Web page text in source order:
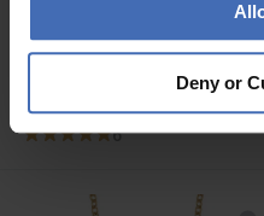
Deny or
CHF 99.00
Engelsrufer Halskette
6